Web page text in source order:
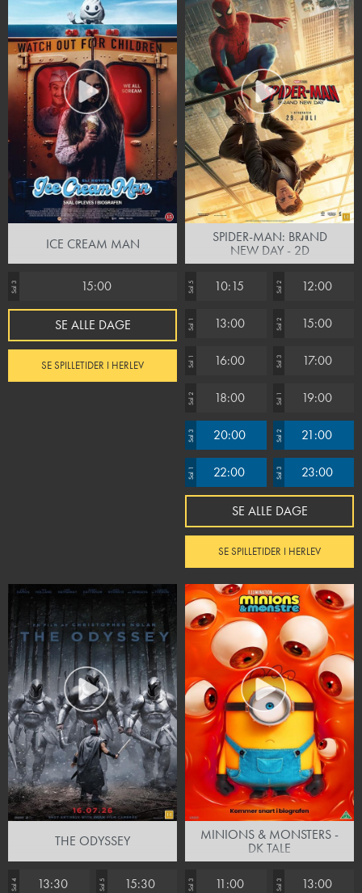
ICE CREAM MAN
Sal 3 15:00
SE ALLE DAGE
SE SPILLETIDER I HERLEV
SPIDER-MAN: BRAND
NEW DAY - 2D
Sal 5 10:15 Sal 2 12:00
Sal 1 13:00 Sal 2 15:00
Sal 1 16:00 Sal 3 17:00
Sal 2 18:00 Sal 1 19:00
Sal 3 20:00 Sal 2 21:00
Sal 1 22:00 Sal 3 23:00
SE ALLE DAGE
SE SPILLETIDER I HERLEV
THE ODYSSEY
Sal 4 13:30 Sal 5 15:30
MINIONS & MONSTERS -
DK TALE
Sal 3 11:00 Sal 3 13:00